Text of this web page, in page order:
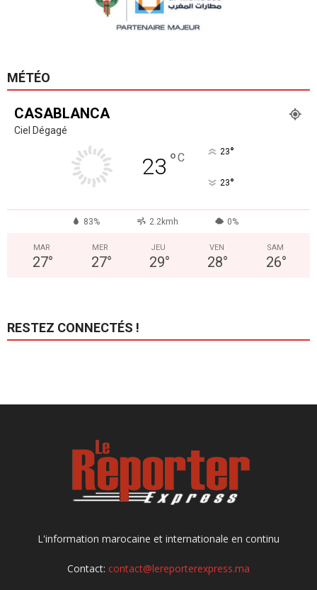
MÉTÉO
CASABLANCA
Ciel Dégagé
23 °C 23°
23°
83% 2.2kmh 0%
MAR
27°
MER
27°
JEU
29°
VEN
28°
SAM
26°
RESTEZ CONNECTÉS !
L'information marocaine et internationale en continu
Contact: contact@lereporterexpress.ma